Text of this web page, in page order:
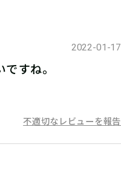
2022-01-17
すね。
不適切なレビューを報告